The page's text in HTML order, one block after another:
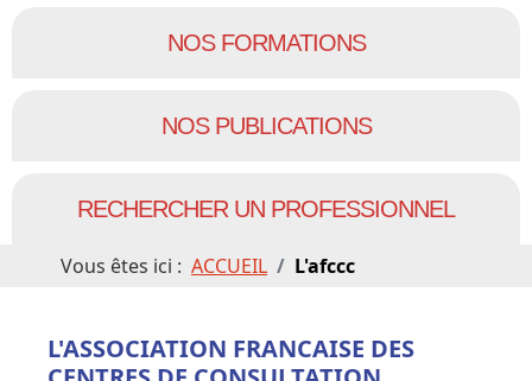
NOS FORMATIONS
NOS PUBLICATIONS
RECHERCHER UN PROFESSIONNEL
Vous êtes ici : ACCUEIL L'afccc
L'ASSOCIATION FRANCAISE DES